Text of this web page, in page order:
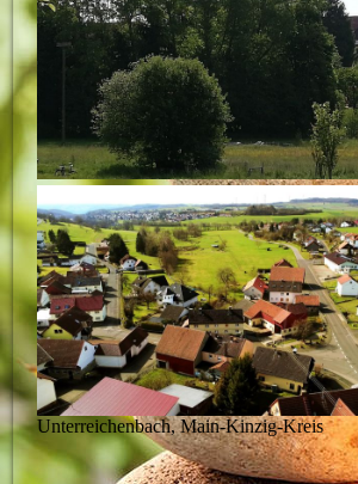
Unterreichenbach, Main-Kinzig-Kreis